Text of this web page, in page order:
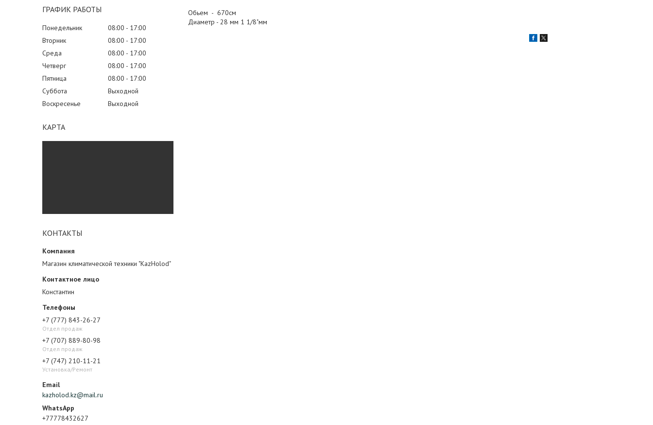
ГРАФИК РАБОТЫ
Понедельник 08:00
17:00
Вторник
08:00
17:00
Среда
08:00
17:00
Четверг
08:00
17:00
Пятница
08:00
17:00
Суббота
Выходной
Воскресенье
Выходной
КАРТА
КОНТАКТЫ
Магазин климатической техники "KazHolod"
Константин
+7 (777) 843-26-27
Отдел продаж
+7 (707) 889-80-98
Отдел продаж
+7 (747) 210-11-21
Установка/Ремонт
kazholod.kz@mail.ru
+77778432627
Обьем - 670см
Диаметр - 28 мм 1 1/8"мм